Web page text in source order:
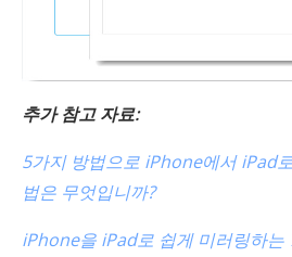
추가 참고 자료:
5가지 방법으로 iPhone에서 iPad
법은 무엇입니까?
iPhone을 iPad로 쉽게 미러링하는